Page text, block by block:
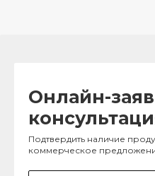
Онлайн-
Подтвердить наличие
коммерческое